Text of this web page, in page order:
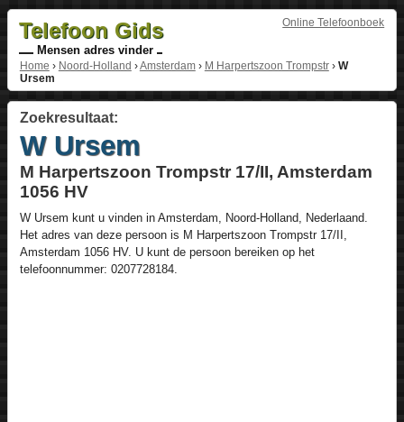
Online Telefoonboek
Telefoon Gids
Mensen adres vinder
Home › Noord-Holland ›Amsterdam› M Harpertszoon Trompstr› W
Ursem
Zoekresultaat:
W Ursem
M Harpertszoon Trompstr 17/II, Amsterdam
1056 HV
W Ursem kunt u vinden in Amsterdam Noord-Holland, Nederlaand.
Het adres van deze persoon is M Harpertszoon Trompstr 17/II
Amsterdam 1056 HV. U kunt de persoon bereiken op het
telefoonnummer: 0207728184.